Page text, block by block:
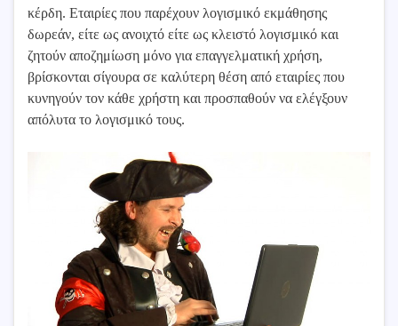
κέρδη. Εταιρίες που παρέχουν λογισμικό εκμάθησης
δωρεάν, είτε ως ανοιχτό είτε ως κλειστό λογισμικό και
ζητούν αποζημίωση μόνο για επαγγελματική χρήση,
βρίσκονται σίγουρα σε καλύτερη θέση από εταιρίες που
κυνηγούν τον κάθε χρήστη και προσπαθούν να ελέγξουν
απόλυτα το λογισμικό τους.